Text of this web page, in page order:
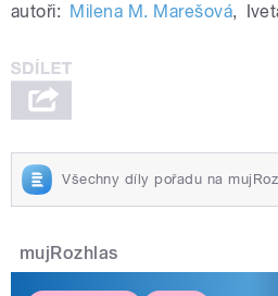
autoři: Milena M. Marešová,
Všechny díly pořadu na
mujRozhlas